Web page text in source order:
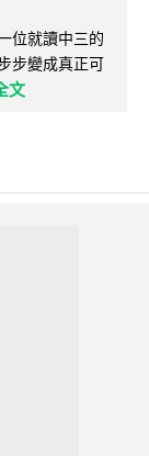
位就讀中三的
步變成真正可
文